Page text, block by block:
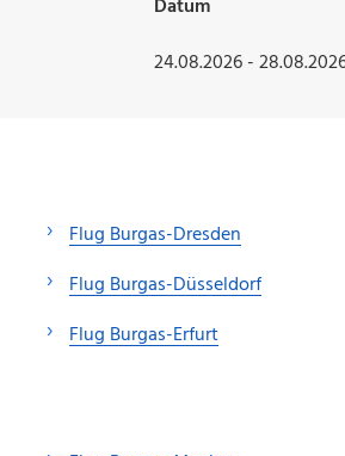
Datum
24.08.2026 -
Flug Burgas-Dresden
Flug Burgas-Düsseldorf
Flug Burgas-Erfurt